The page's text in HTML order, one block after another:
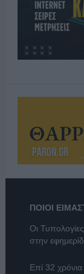
ΠΟΙΟΙ
Οι
στην
Επί 32